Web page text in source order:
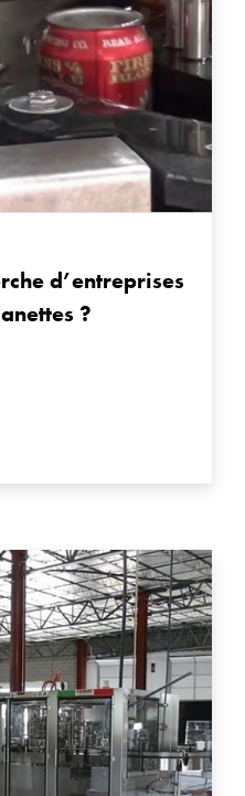
d’entreprises
?